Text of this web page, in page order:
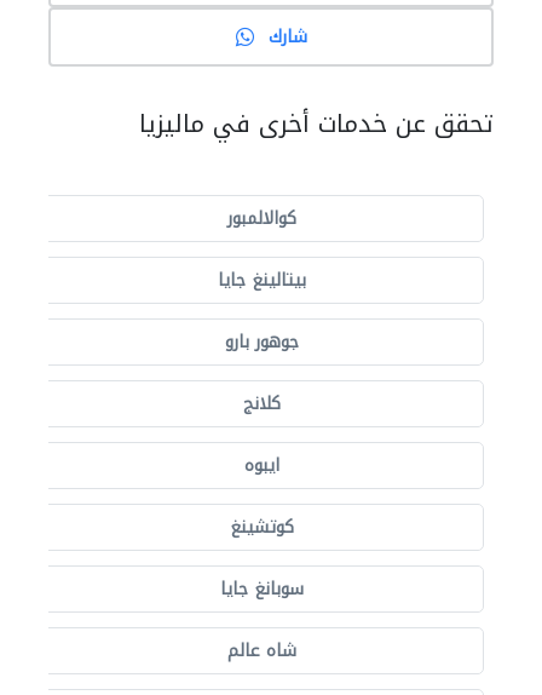
شارك
تحقق عن خدمات أخرى في ماليزيا
كوالالمبور
بيتالينغ جايا
جوهور بارو
كلانج
ايبوه
كوتشينغ
سوبانغ جايا
شاه عالم